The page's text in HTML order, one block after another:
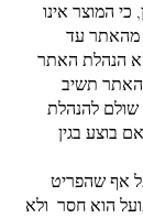
כי המוצר אינו
מהאתר עד
הנהלת האתר
האתר תשיב
להנהלת
בוצע בגין
אף שהפריט
הוא חסר ולא